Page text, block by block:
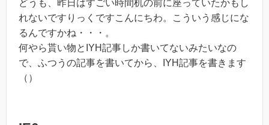
どうも、昨日はすごい時間机の前に座っていたかもし
れないですりっくですこんにちわ。こういう感じにな
るんですかね・・・。
何やら貰い物とIYH記事しか書いてないみたいなの
で、ふつうの記事を書いてから、IYH記事を書きます
（）